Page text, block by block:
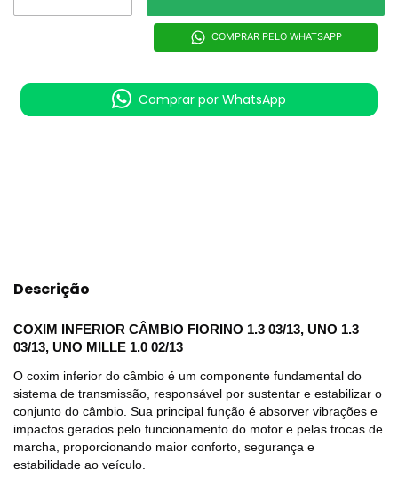
COMPRAR PELO WHATSAPP
Comprar por WhatsApp
Descrição
COXIM INFERIOR CÂMBIO FIORINO 1.3 03/13, UNO 1.3
03/13, UNO MILLE 1.0 02/13
O coxim inferior do câmbio é um componente fundamental do
sistema de transmissão, responsável por sustentar e estabilizar o
conjunto do câmbio. Sua principal função é absorver vibrações e
impactos gerados pelo funcionamento do motor e pelas trocas de
marcha, proporcionando maior conforto, segurança e
estabilidade ao veículo.